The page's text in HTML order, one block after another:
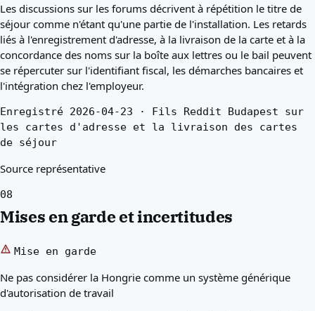
Les discussions sur les forums décrivent à répétition le titre de
séjour comme n'étant qu'une partie de l'installation. Les retards
liés à l'enregistrement d'adresse, à la livraison de la carte et à la
concordance des noms sur la boîte aux lettres ou le bail peuvent
se répercuter sur l'identifiant fiscal, les démarches bancaires et
l'intégration chez l'employeur.
Enregistré 2026-04-23 · Fils Reddit Budapest sur
les cartes d'adresse et la livraison des cartes
de séjour
Source représentative
08
Mises en garde et incertitudes
Mise en garde
Ne pas considérer la Hongrie comme un système générique
d'autorisation de travail